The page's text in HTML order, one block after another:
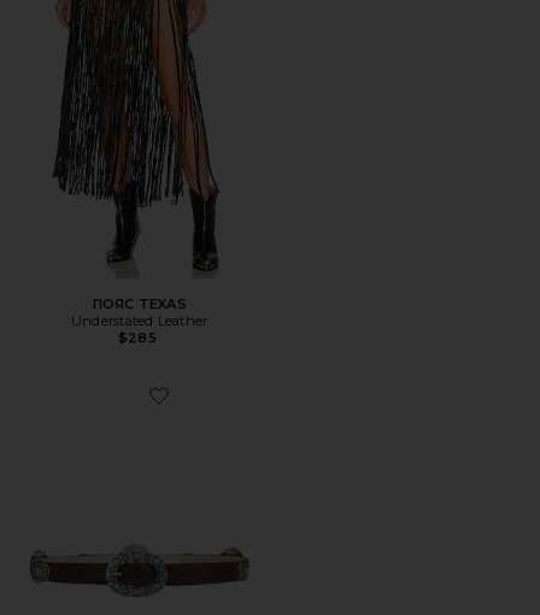
ПОЯС TEXAS
Understated Leather
$285
Favorite ПОЯС